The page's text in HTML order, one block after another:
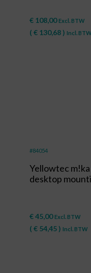
€ 108,00 Excl. BTW
( € 130,68) Incl. BTW
#84054
Yellowtec
desktop
€45,00 Excl. BTW
( € 54,45) Incl. BTW